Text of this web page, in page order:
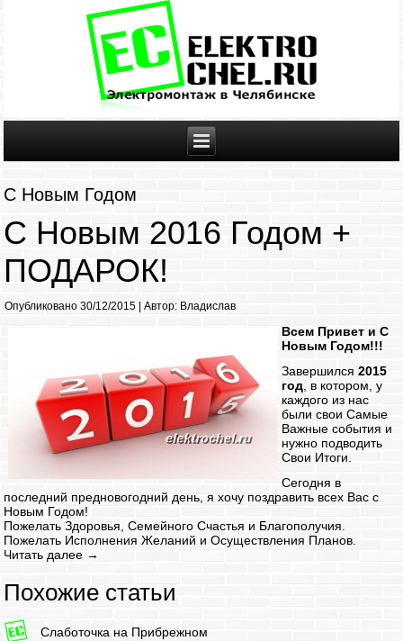
С Новым Годом
С Новым 2016 Годом +
ПОДАРОК!
Опубликовано 30/12/2015 |Автор: Владислав
Всем Привет и С
Новым Годом!!!
Завершился2015
год , в котором, у
каждого из нас
были свои Самые
Важные события и
нужно подводить
Свои Итоги.
Сегодня в
последний предновогодний день, я хочу поздравить всех Вас с
Новым Годом!
Пожелать Здоровья, Семейного Счастья и Благополучия.
Пожелать Исполнения Желаний и Осуществления Планов.
Читать далее →
Похожие статьи
Слаботочка на Прибрежном